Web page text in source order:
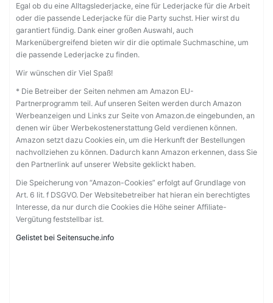
Egal ob du eine Alltagslederjacke, eine für Lederjacke für die Arbeit
oder die passende Lederjacke für die Party suchst. Hier wirst du
garantiert fündig. Dank einer großen Auswahl, auch
Markenübergreifend bieten wir dir die optimale Suchmaschine, um
die passende Lederjacke zu finden.
Wir wünschen dir Viel Spaß!
* Die Betreiber der Seiten nehmen am Amazon EU-
Partnerprogramm teil. Auf unseren Seiten werden durch Amazon
Werbeanzeigen und Links zur Seite von Amazon.de eingebunden, an
denen wir über Werbekostenerstattung Geld verdienen können.
Amazon setzt dazu Cookies ein, um die Herkunft der Bestellungen
nachvollziehen zu können. Dadurch kann Amazon erkennen, dass Sie
den Partnerlink auf unserer Website geklickt haben.
Die Speicherung von “Amazon-Cookies” erfolgt auf Grundlage von
Art. 6 lit. f DSGVO. Der Websitebetreiber hat hieran ein berechtigtes
Interesse, da nur durch die Cookies die Höhe seiner Affiliate-
Vergütung feststellbar ist.
Gelistet bei Seitensuche.info